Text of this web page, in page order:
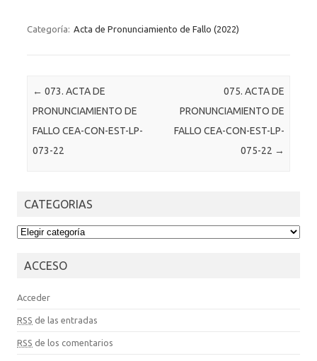
Categoría: Acta de Pronunciamiento de Fallo (2022)
Post navigation
← 073. ACTA DE
PRONUNCIAMIENTO DE
FALLO CEA-CON-EST-LP-
073-22
075. ACTA DE
PRONUNCIAMIENTO DE
FALLO CEA-CON-EST-LP-
075-22 →
CATEGORIAS
CATEGORIAS
ACCESO
Acceder
RSS de las entradas
RSS de los comentarios